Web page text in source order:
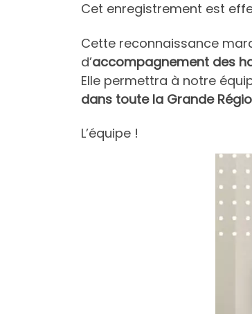
Cet enregistrement est
Cette reconnaissance
d’accompagnement des
Elle permettra à notre
dans toute la Grande
L’équipe !